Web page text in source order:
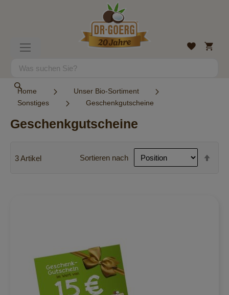
Suche
Wunschliste
Mein
Home
Unser Bio-Sortiment
Sonstiges
Geschenkgutscheine
Geschenkgutscheine
3Artikel Sortieren nach